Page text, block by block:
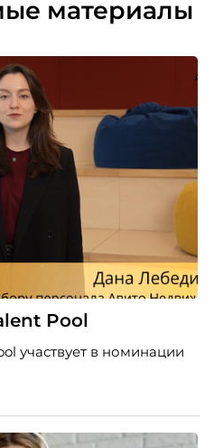
материалы
Pool
участвует в номинации